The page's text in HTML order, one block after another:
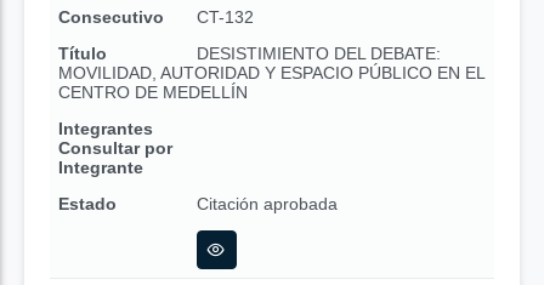
Consecutivo
CT-132
Título
DESISTIMIENTO DEL DEBATE:
MOVILIDAD, AUTORIDAD Y ESPACIO PÚBLICO EN EL
CENTRO DE MEDELLÍN
Integrantes
Consultar por
Integrante
Estado
Citación aprobada